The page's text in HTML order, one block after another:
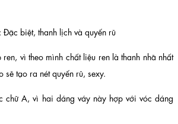
Đặc biệt, thanh lịch và quyến rũ
vì theo mình chất liệu ren là thanh nhã nhất
sẽ tạo ra nét quyến rũ, sexy.
chữ A, vì hai dáng váy này hợp với vóc dáng